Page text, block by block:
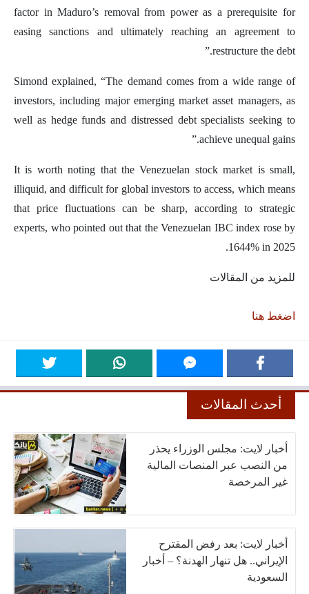
factor in Maduro’s removal from power as a prerequisite for
easing sanctions and ultimately reaching an agreement to
restructure the debt.”
Simond explained, “The demand comes from a wide range of
investors, including major emerging market asset managers, as
well as hedge funds and distressed debt specialists seeking to
achieve unequal gains.”
It is worth noting that the Venezuelan stock market is small,
illiquid, and difficult for global investors to access, which means
that price fluctuations can be sharp, according to strategic
experts, who pointed out that the Venezuelan IBC index rose by
1644% in 2025.
للمزيد من المقالات
اضغط هنا
أحدث المقالات
أخبار لايت: مجلس الوزراء يحذر
من النصب عبر المنصات المالية
غير المرخصة
أخبار لايت: بعد رفض المقترح
الإيراني.. هل تنهار الهدنة؟ – أخبار
السعودية